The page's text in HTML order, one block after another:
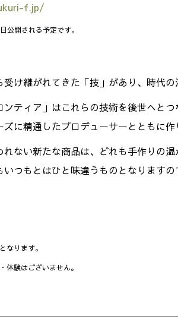
f.jp/
公開される予定です。
受け継がれてきた「技」があり、時代
ンティア」はこれらの技術を後世へと
ズに精通したプロデューサーとともに作
れない新たな商品は、どれも手作りの
いつもとはひと味違うものとなりますの
なります。
体験はございません。